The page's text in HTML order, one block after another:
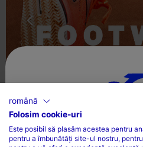
ALEGEȚI
Țară
română
Folosim cookie-uri
Este posibil să plasăm acestea pentru
pentru a îmbunătăți site-ul nostru,